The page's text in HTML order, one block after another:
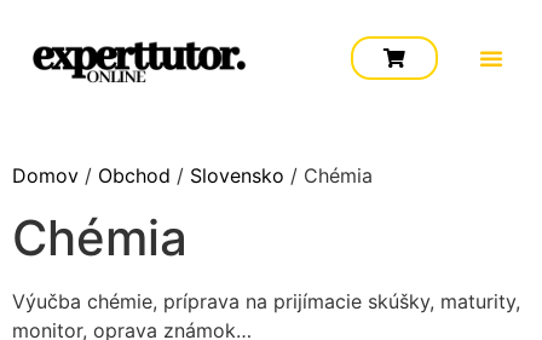
Domov / Obchod / Slovensko / Chémia
Chémia
Výučba chémie, príprava na prijímacie skúšky, maturity,
monitor, oprava známok…